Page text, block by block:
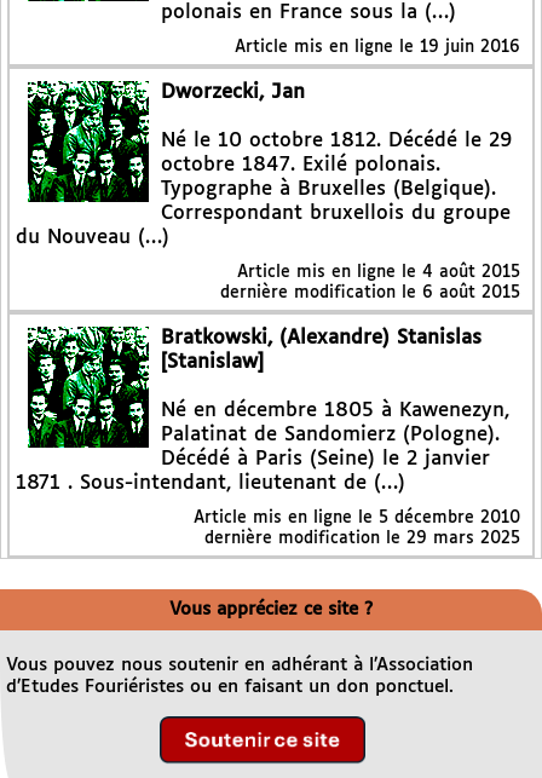
polonais en France sous la (…)
Article mis en ligne le 19 juin 2016
Dworzecki, Jan
Né le 10 octobre 1812. Décédé le 29
octobre 1847. Exilé polonais.
Typographe à Bruxelles (Belgique).
Correspondant bruxellois du groupe
du Nouveau (…)
Article mis en ligne le 4 août 2015
dernière modification le 6 août 2015
Bratkowski, (Alexandre) Stanislas
[Stanislaw]
Né en décembre 1805 à Kawenezyn,
Palatinat de Sandomierz (Pologne).
Décédé à Paris (Seine) le 2 janvier
1871 . Sous-intendant, lieutenant de (…)
Article mis en ligne le 5 décembre 2010
dernière modification le 29 mars 2025
Vous appréciez ce site ?
Vous pouvez nous soutenir en adhérant à l’Association
d’Etudes Fouriéristes ou en faisant un don ponctuel.